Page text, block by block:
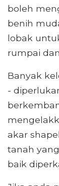
boleh
benih
lobak
rumpai
Banyak
-
akar
tanah
baik